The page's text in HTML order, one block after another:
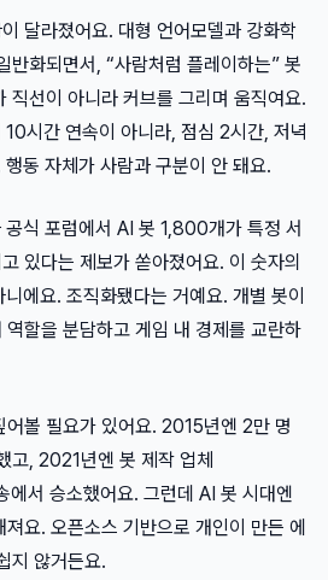
달라졌어요. 대형 언어모델과 강화학
반화되면서, “사람처럼 플레이하는” 봇
직선이 아니라 커브를 그리며 움직여요.
시간 연속이 아니라, 점심 2시간, 저녁
동 자체가 사람과 구분이 안 돼요.
식 포럼에서 AI 봇 1,800개가 특정 서
있다는 제보가 쏟아졌어요. 이 숫자의
에요. 조직화됐다는 거예요. 개별 봇이
할을 분담하고 게임 내 경제를 교란하
어볼 필요가 있어요. 2015년엔 2만 명
고, 2021년엔 봇 제작 업체
서 승소했어요. 그런데 AI 봇 시대엔
요. 오픈소스 기반으로 개인이 만든 에
지 않거든요.